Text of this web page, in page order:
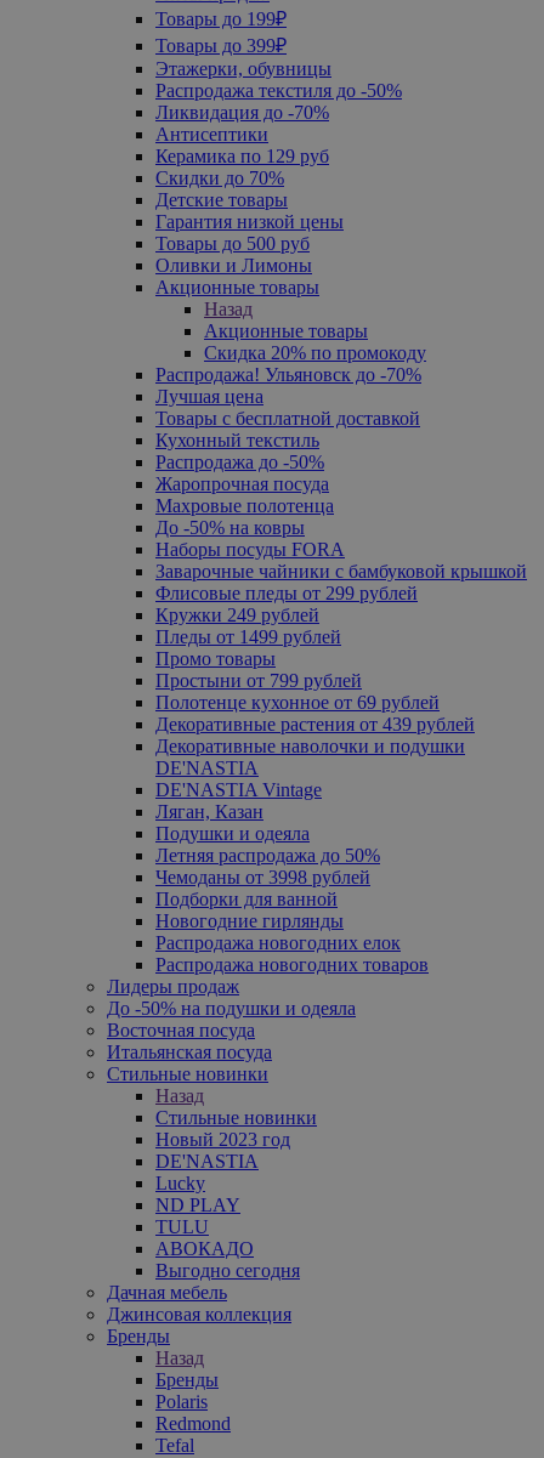
Товары до 199₽
Товары до 399₽
Этажерки, обувницы
Распродажа текстиля до -50%
Ликвидация до -70%
Антисептики
Керамика по 129 руб
Скидки до 70%
Детские товары
Гарантия низкой цены
Товары до 500 руб
Оливки и Лимоны
Акционные товары
Назад
Акционные товары
Скидка 20% по промокоду
Распродажа! Ульяновск до -70%
Лучшая цена
Товары с бесплатной доставкой
Кухонный текстиль
Распродажа до -50%
Жаропрочная посуда
Махровые полотенца
До -50% на ковры
Наборы посуды FORA
Заварочные чайники с бамбуковой крышкой
Флисовые пледы от 299 рублей
Кружки 249 рублей
Пледы от 1499 рублей
Промо товары
Простыни от 799 рублей
Полотенце кухонное от 69 рублей
Декоративные растения от 439 рублей
Декоративные наволочки и подушки
DE'NASTIA
DE'NASTIA Vintage
Ляган, Казан
Подушки и одеяла
Летняя распродажа до 50%
Чемоданы от 3998 рублей
Подборки для ванной
Новогодние гирлянды
Распродажа новогодних елок
Распродажа новогодних товаров
Лидеры продаж
До -50% на подушки и одеяла
Восточная посуда
Итальянская посуда
Стильные новинки
Назад
Стильные новинки
Новый 2023 год
DE'NASTIA
Lucky
ND PLAY
TULU
АВОКАДО
Выгодно сегодня
Дачная мебель
Джинсовая коллекция
Бренды
Назад
Бренды
Polaris
Redmond
Tefal